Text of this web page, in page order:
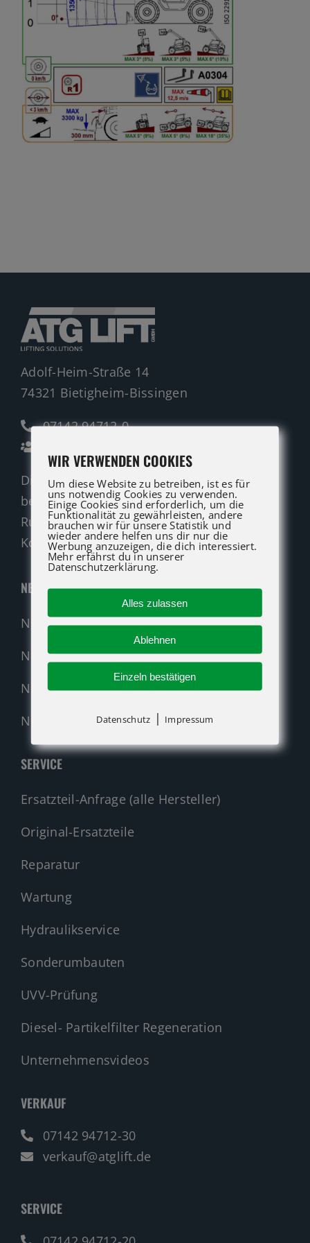
Ersatzteile
Shop
Adolf-Heim-Straße 14
74321 Bietigheim-Bissingen
07142 94712-0
Die ATG LIFT Profis für Verkauf und Service
beraten Sie gerne.
Rufen Sie an oder nutzen Sie unser
Kontaktformular für eine Anfrage.
NEUMASCHINEN
Neumaschinen Übersicht
Neumaschinen Genie
Neumaschinen Merlo
Nehmen Sie Kontakt auf!
SERVICE
Ersatzteil-Anfrage (alle Hersteller)
Original-Ersatzteile
Reparatur
Wartung
Hydraulikservice
Sonderumbauten
UVV-Prüfung
Diesel- Partikelfilter Regeneration
Unternehmensvideos
VERKAUF
07142 94712-30
verkauf@atglift.de
SERVICE
WIR VERWENDEN COOKIES
Um diese Website zu betreiben, ist es für
uns notwendig Cookies zu verwenden.
Einige Cookies sind erforderlich, um die
Funktionalität zu gewährleisten, andere
brauchen wir für unsere Statistik und
wieder andere helfen uns dir nur die
Werbung anzuzeigen, die dich interessiert.
Mehr erfährst du in unserer
Datenschutzerklärung.
Alles zulassen
Ablehnen
Einzeln bestätigen
Datenschutz | Impressum